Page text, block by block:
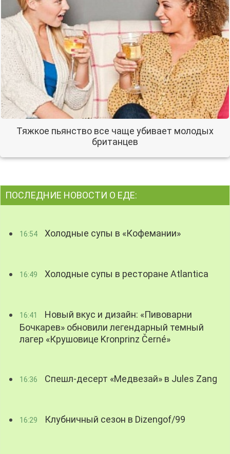
Тяжкое пьянство все чаще убивает молодых
британцев
ПОСЛЕДНИЕ НОВОСТИ О ЕДЕ:
16:54 Холодные супы в «Кофемании»
16:49 Холодные супы в ресторане Atlantica
16:41
Новый вкус и дизайн: «Пивоварни
Бочкарев» обновили легендарный темный
лагер «Крушовице Kronprinz Černé»
16:36 Спешл-десерт «Медвезай» в Jules Zang
16:29 Клубничный сезон в Dizengof/99